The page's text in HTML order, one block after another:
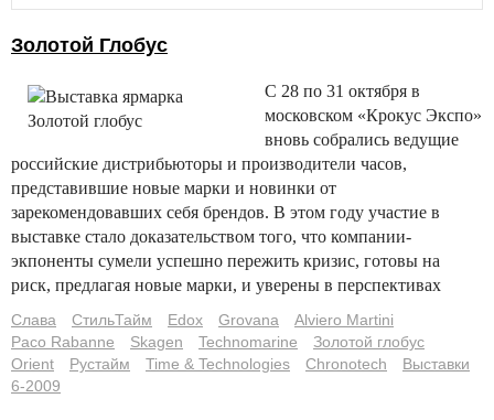
Золотой Глобус
С 28 по 31 октября в
московском «Крокус Экспо»
вновь собрались ведущие
российские дистрибьюторы и производители часов,
представившие новые марки и новинки от
зарекомендовавших себя брендов. В этом году участие в
выставке стало доказательством того, что компании-
экпоненты сумели успешно пережить кризис, готовы на
риск, предлагая новые марки, и уверены в перспективах
Слава СтильТайм Edox Grovana
Alviero Martini
Paco Rabanne
Skagen Technomarine
Золотой глобус
Orient
Рустайм Time & Technologies Chronotech
Выставки
6-2009